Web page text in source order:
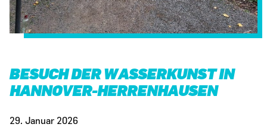
BESUCH DER WASSERKUNST IN
HANNOVER-HERRENHAUSEN
29. Januar 2026